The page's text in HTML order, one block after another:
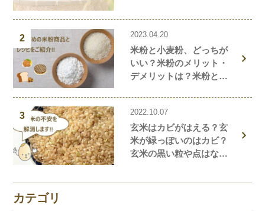
2 2023.04.20
米粉と小麦粉、どっちが
いい？米粉のメリット・
デメリットは？米粉と小
や米粉の簡単レシピもご
紹介！
3 2022.10.07
玄米はカビがはえる？玄
米が緑っぽいのはカビ？
玄米の黒い粒や点はな
カテゴリ